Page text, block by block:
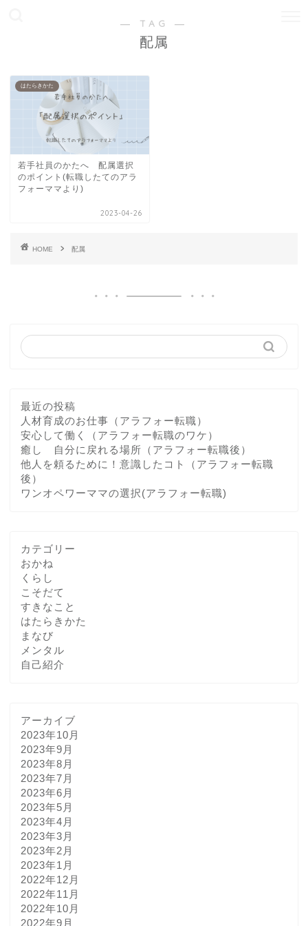
― TAG ―
配属
はたらきかた
若手社員のかたへ 配属選択
のポイント(転職したてのアラ
フォーママより)
2023-04-26
HOME 配属
最近の投稿
人材育成のお仕事（アラフォー転職）
安心して働く（アラフォー転職のワケ）
癒し 自分に戻れる場所（アラフォー転職後）
他人を頼るために！意識したコト（アラフォー転職
後）
ワンオペワーママの選択(アラフォー転職)
カテゴリー
おかね
くらし
こそだて
すきなこと
はたらきかた
まなび
メンタル
自己紹介
アーカイブ
2023年10月
2023年9月
2023年8月
2023年7月
2023年6月
2023年5月
2023年4月
2023年3月
2023年2月
2023年1月
2022年12月
2022年11月
2022年10月
2022年9月